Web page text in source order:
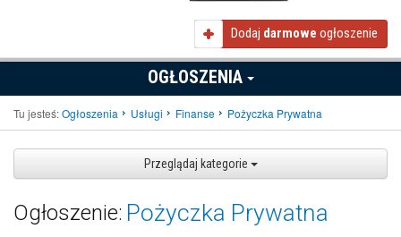
Dodaj darmowe ogłoszenie
OGŁOSZENIA
Tu jesteś:Ogłoszenia Usługi Finanse Pożyczka Prywatna
Przeglądaj kategorie
Ogłoszenie: Pożyczka Prywatna